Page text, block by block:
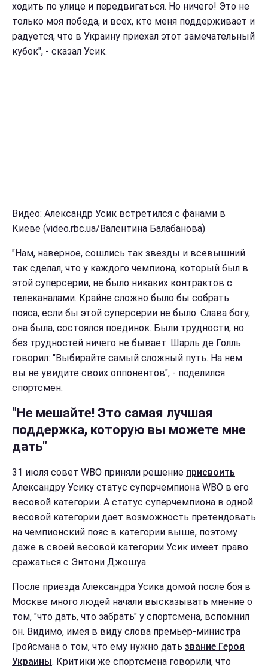
ходить по улице и передвигаться. Но ничего! Это не
только моя победа, и всех, кто меня поддерживает и
радуется, что в Украину приехал этот замечательный
кубок", - сказал Усик.
Видео: Александр Усик встретился с фанами в
Киеве (video.rbc.ua/Валентина Балабанова)
"Нам, наверное, сошлись так звезды и всевышний
так сделал, что у каждого чемпиона, который был в
этой суперсерии, не было никаких контрактов с
телеканалами. Крайне сложно было бы собрать
пояса, если бы этой суперсерии не было. Слава богу,
она была, состоялся поединок. Были трудности, но
без трудностей ничего не бывает. Шарль де Голль
говорил: "Выбирайте самый сложный путь. На нем
вы не увидите своих оппонентов", - поделился
спортсмен.
"Не мешайте! Это самая лучшая
поддержка, которую вы можете мне
дать"
31 июля совет WBO приняли решение присвоить
Александру Усику статус суперчемпиона WBO в его
весовой категории. А статус суперчемпиона в одной
весовой категории дает возможность претендовать
на чемпионский пояс в категории выше, поэтому
даже в своей весовой категории Усик имеет право
сражаться с Энтони Джошуа.
После приезда Александра Усика домой после боя в
Москве много людей начали высказывать мнение о
том, "что дать, что забрать" у спортсмена, вспомнил
он. Видимо, имея в виду слова премьер-министра
Гройсмана о том, что ему нужно дать звание Героя
Украины. Критики же спортсмена говорили, что